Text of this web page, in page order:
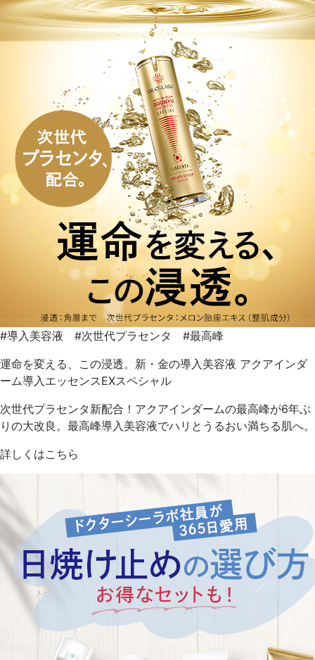
#導入美容液 #次世代プラセンタ #最高峰
運命を変える、この浸透。新・金の導入美容液 アクアインダ
ーム導入エッセンスEXスペシャル
次世代プラセンタ新配合！アクアインダームの最高峰が6年ぶ
りの大改良。最高峰導入美容液でハリとうるおい満ちる肌へ。
詳しくはこちら